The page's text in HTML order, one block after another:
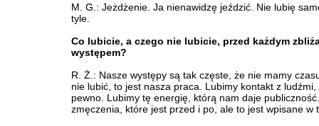
M. G.: Jeżdżenie. Ja nienawidzę jeździć. Nie lubię
tyle.
Co lubicie, a czego nie lubicie, przed każdym
występem?
R. Ż.: Nasze występy są tak częste, że nie mamy
nie lubić, to jest nasza praca. Lubimy kontakt z ludźmi,
pewno. Lubimy tę energię, którą nam daje
zmęczenia, które jest przed i po, ale to jest wpisane w